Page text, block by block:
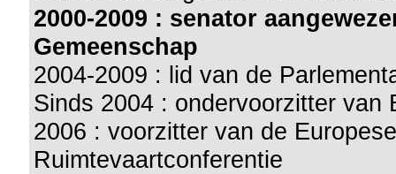
2000-2009 : senator
Gemeenschap
2004-2009 : lid van de
Sinds 2004 : ondervoorzitter van
2006 : voorzitter van de
Ruimtevaartconferentie